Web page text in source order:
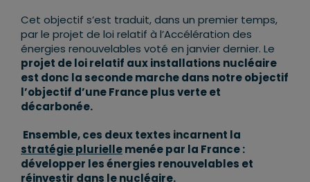
Cet objectif s’est traduit, dans un premier temps,
par le projet de loi relatif à l’Accélération des
énergies renouvelables voté en janvier dernier. Le
projet de loi relatif aux installations nucléaire
est donc la seconde marche dans notre objectif
l’objectif d’une France plus verte et
décarbonée.
Ensemble, ces deux textes incarnent la
stratégie pluriellemenée par la France :
développer les énergies renouvelables et
réinvestir dans le nucléaire.